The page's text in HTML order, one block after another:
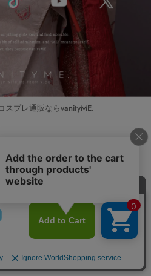
スプレ通販ならvanityME.